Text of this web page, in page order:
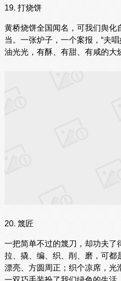
19. 打烧饼
黄桥烧饼全国闻名，可我们舆化
当。一张炉子，一个案报，“夫唱
油光光，有酥、有甜、有咸的大
20. 篾匠
一把简单不过的篾刀，却功夫了
拉、撬、编、织、削、磨，可都
漂亮、方圆周正；织个凉席，光